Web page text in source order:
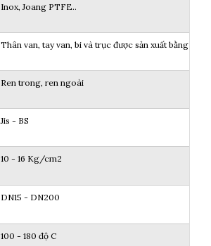
Inox, Joang PTFE..
Thân van, tay van, bi và trục được sản xuất bằng Inox
Ren trong, ren ngoài
Jis - BS
10 - 16 Kg/cm2
DN15 - DN200
100 - 180 độ C